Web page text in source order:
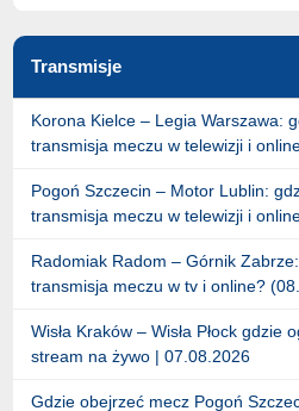
Transmisje
Korona Kielce – Legia Warszawa:
transmisja meczu w telewizji i
Pogoń Szczecin – Motor Lublin:
transmisja meczu w telewizji i
Radomiak Radom – Górnik
transmisja meczu w tv i online?
Wisła Kraków – Wisła Płock gdzie
stream na żywo | 07.08.2026
Gdzie obejrzeć mecz Pogoń